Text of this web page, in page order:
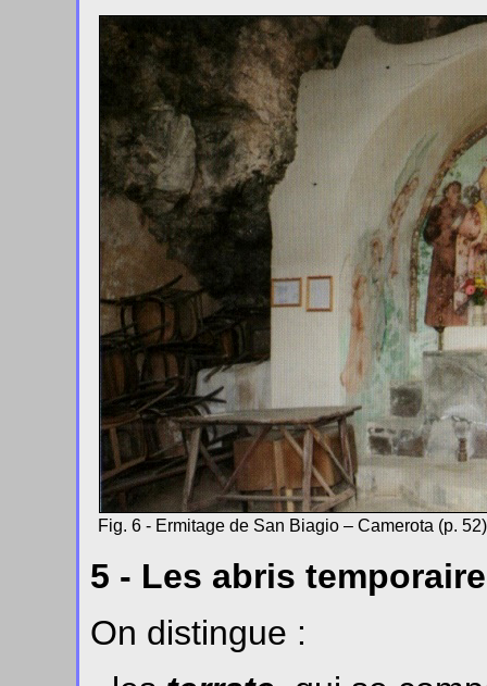
Fig. 6 - Ermitage de San Biagio – Camerota (p.
5 - Les abris
On distingue :